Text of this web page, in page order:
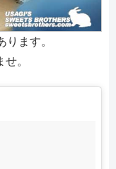
ます。
。